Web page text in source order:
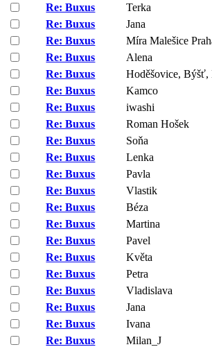
Re: Buxus
Terka
Re: Buxus
Jana
Re: Buxus
Míra Malešice
Re: Buxus
Alena
Re: Buxus
Hoděšovice,
Re: Buxus
Kamco
Re: Buxus
iwashi
Re: Buxus
Roman Hošek
Re: Buxus
Soňa
Re: Buxus
Lenka
Re: Buxus
Pavla
Re: Buxus
Vlastik
Re: Buxus
Béza
Re: Buxus
Martina
Re: Buxus
Pavel
Re: Buxus
Květa
Re: Buxus
Petra
Re: Buxus
Vladislava
Re: Buxus
Jana
Re: Buxus
Ivana
Re: Buxus
Milan_J